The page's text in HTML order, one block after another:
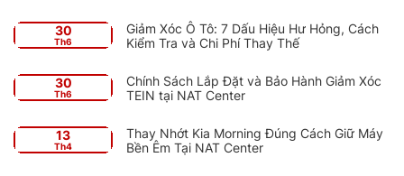
30
Th6
Giảm Xóc Ô Tô: 7 Dấu Hiệu Hư Hỏng, Cách
Kiểm Tra và Chi Phí Thay Thế
30
Th6
Chính Sách Lắp Đặt và Bảo Hành Giảm Xóc
TEIN tại NAT Center
13
Th4
Thay Nhớt Kia Morning Đúng Cách Giữ Máy
Bền Êm Tại NAT Center